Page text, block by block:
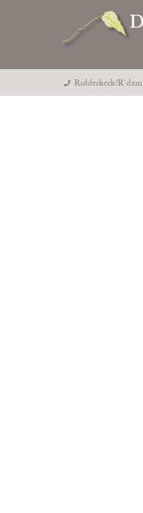
Ridderkerk/R'dam